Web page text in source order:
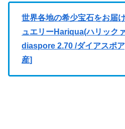
世界各地の希少宝石をお届
ュエリーHariqua(ハリッ
diaspore 2.70 /ダイアスポ
産]